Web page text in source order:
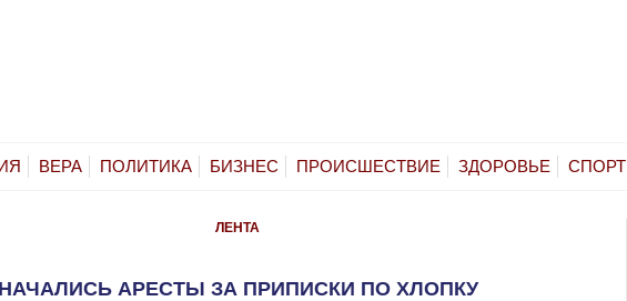
ВЕРА ПОЛИТИКА БИЗНЕС ПРОИСШЕСТВИЕ ЗДОРОВЬЕ СПОРТ
ЛЕНТА
НАЧАЛИСЬ АРЕСТЫ ЗА ПРИПИСКИ ПО ХЛОПКУ